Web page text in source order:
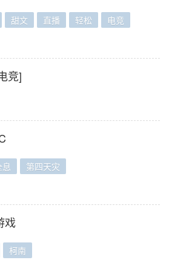
甜文 直播 轻松 电竞
竞]
息 第四天灾
戏
柯南